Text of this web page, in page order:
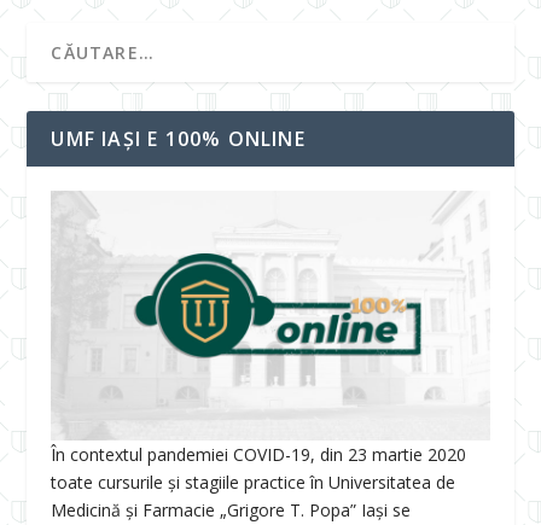
UMF IAȘI E 100% ONLINE
În contextul pandemiei COVID-19, din 23 martie 2020
toate cursurile și stagiile practice în Universitatea de
Medicină și Farmacie „Grigore T. Popa” Iași se